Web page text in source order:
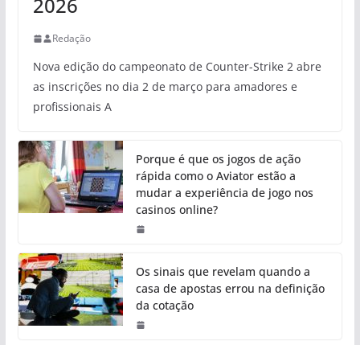
2026
Redação
Nova edição do campeonato de Counter-Strike 2 abre
as inscrições no dia 2 de março para amadores e
profissionais A
Porque é que os jogos de ação
rápida como o Aviator estão a
mudar a experiência de jogo nos
casinos online?
Os sinais que revelam quando a
casa de apostas errou na definição
da cotação